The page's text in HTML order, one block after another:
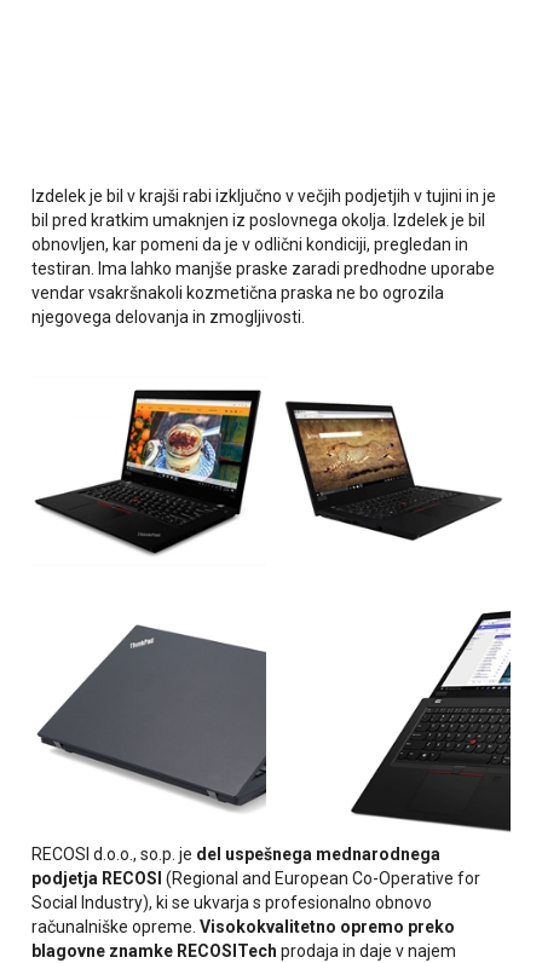
Izdelek je bil v krajši rabi izključno v večjih podjetjih v tujini in je
bil pred kratkim umaknjen iz poslovnega okolja. Izdelek je bil
obnovljen, kar pomeni da je v odlični kondiciji, pregledan in
testiran. Ima lahko manjše praske zaradi predhodne uporabe
vendar vsakršnakoli kozmetična praska ne bo ogrozila
njegovega delovanja in zmogljivosti.
RECOSI d.o.o., so.p. je del uspešnega mednarodnega
podjetja RECOSI (Regional and European Co-Operative for
Social Industry), ki se ukvarja s profesionalno obnovo
računalniške opreme.Visokokvalitetno opremo preko
blagovne znamke RECOSITech prodaja in daje v najem